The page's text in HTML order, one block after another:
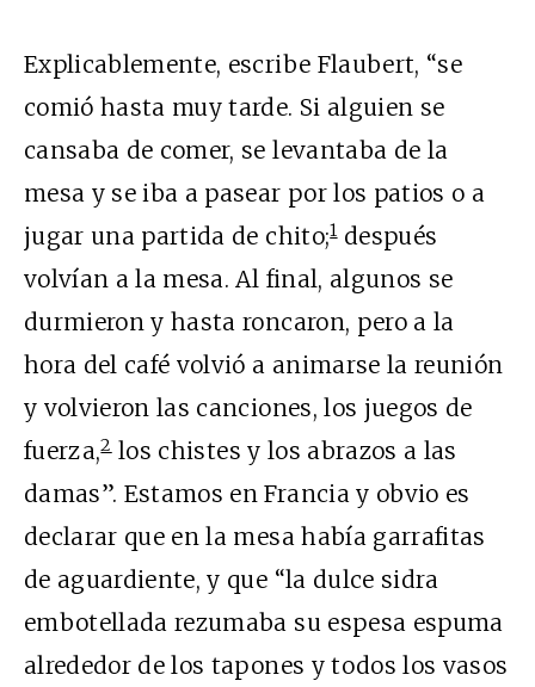
Explicablemente, escribe Flaubert, “se
comió hasta muy tarde. Si alguien se
cansaba de comer, se levantaba de la
mesa y se iba a pasear por los patios o a
jugar una partida de chito;1después
volvían a la mesa. Al final, algunos se
durmieron y hasta roncaron, pero a la
hora del café volvió a animarse la reunión
y volvieron las canciones, los juegos de
fuerza,2los chistes y los abrazos a las
damas”. Estamos en Francia y obvio es
declarar que en la mesa había garrafitas
de aguardiente, y que “la dulce sidra
embotellada rezumaba su espesa espuma
alrededor de los tapones y todos los vasos